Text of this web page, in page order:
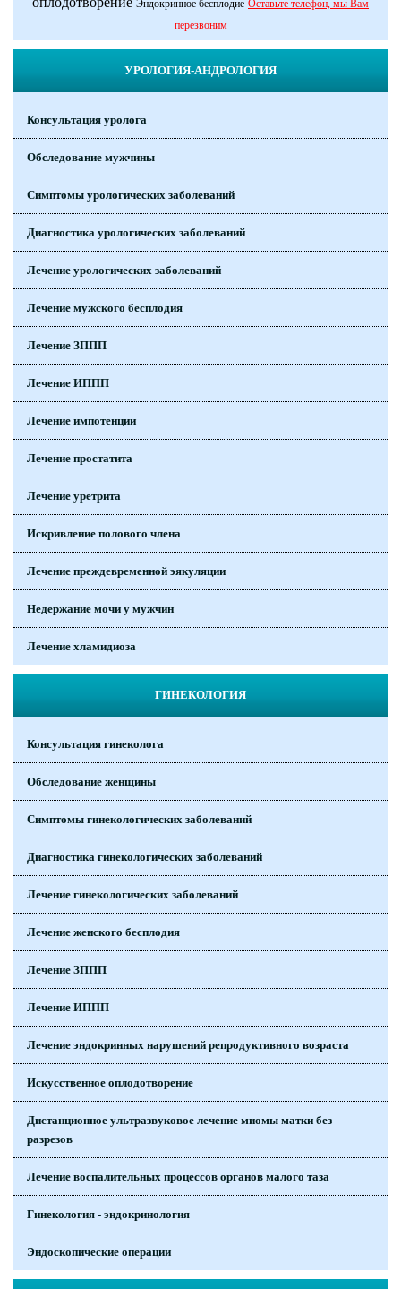
Эндокринное бесплодие Оставьте телефон, мы Вам
перезвоним
УРОЛОГИЯ-АНДРОЛОГИЯ
Консультация уролога
Обследование мужчины
Симптомы урологических заболеваний
Диагностика урологических заболеваний
Лечение урологических заболеваний
Лечение мужского бесплодия
Лечение ЗППП
Лечение ИППП
Лечение импотенции
Лечение простатита
Лечение уретрита
Искривление полового члена
Лечение преждевременной эякуляции
Недержание мочи у мужчин
Лечение хламидиоза
ГИНЕКОЛОГИЯ
Консультация гинеколога
Обследование женщины
Симптомы гинекологических заболеваний
Диагностика гинекологических заболеваний
Лечение гинекологических заболеваний
Лечение женского бесплодия
Лечение ЗППП
Лечение ИППП
Лечение эндокринных нарушений репродуктивного возраста
Искусственное оплодотворение
Дистанционное ультразвуковое лечение миомы матки без
разрезов
Лечение воспалительных процессов органов малого таза
Гинекология - эндокринология
Эндоскопические операции